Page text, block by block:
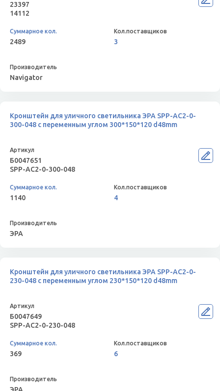
23397
14112
2489 3
Navigator
Кронштейн для уличного светильника ЭРА SPP-AC2-0-
300-048 с переменным углом 300*150*120 d48mm
Б0047651
SPP-AC2-0-300-048
1140 4
ЭРА
Кронштейн для уличного светильника ЭРА SPP-AC2-0-
230-048 с переменным углом 230*150*120 d48mm
Б0047649
SPP-AC2-0-230-048
369 6